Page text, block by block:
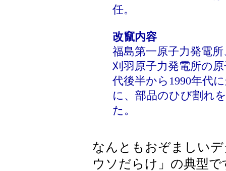
任。
改竄内容
福島第一原子力発電
刈羽原子力発電所の
代後半から1990年代
に、部品のひび割れ
た。
なんともおぞましい
ウソだらけ」の典型で